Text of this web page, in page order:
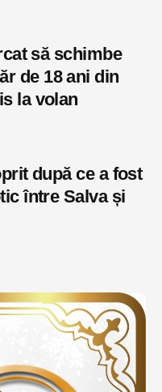
să schimbe
de 18 ani din
la volan
după ce a fost
între Salva și